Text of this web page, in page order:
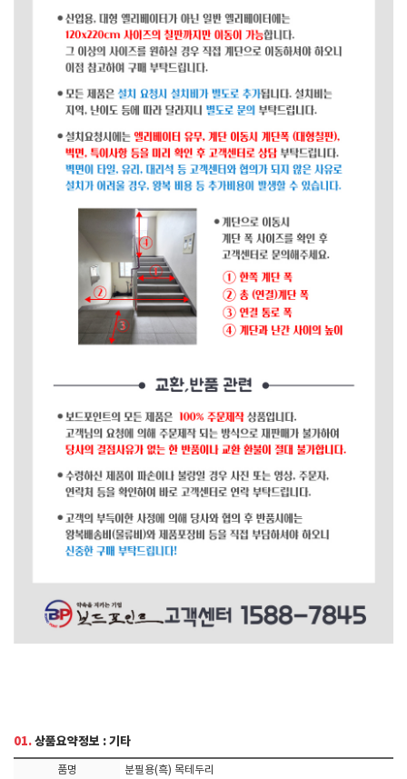
01.상품요약정보 : 기타
품명
분필용(흑) 목테두리